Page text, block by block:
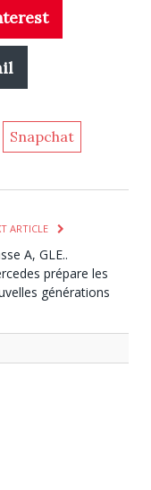
Snapchat
ARTICLE
A, GLE..
prépare les
générations